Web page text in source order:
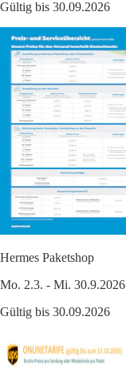
Gültig bis 30.09.2026
Hermes Paketshop
Mo. 2.3. - Mi. 30.9.2026
Gültig bis 30.09.2026